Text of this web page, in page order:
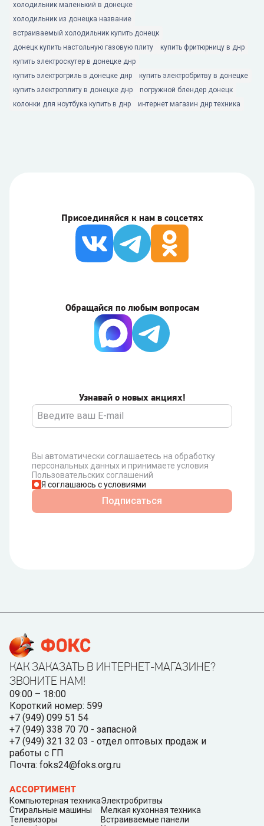
холодильник маленький в донецке
холодильник из донецка название
встраиваемый холодильник купить донецк
донецк купить настольную газовую плиту
купить фритюрницу в днр
купить электроскутер в донецке днр
купить электрогриль в донецке днр
купить электробритву в донецке
купить электроплиту в донецке днр
погружной блендер донецк
колонки для ноутбука купить в днр
интернет магазин днр техника
Присоединяйся к нам в соцсетях
Узнавай о новых акциях!
Вы автоматически соглашаетесь на обработку
персональных данных и принимаете условия
Пользовательских соглашений
Я соглашаюсь с условиями
Подписаться
Обращайся по любым вопросам
КАК ЗАКАЗАТЬ В ИНТЕРНЕТ-МАГАЗИНЕ?
ЗВОНИТЕ НАМ!
09:00 – 18:00
Короткий номер: 599
+7 (949) 099 51 54
+7 (949) 338 70 70 - запасной
+7 (949) 321 32 03 - отдел оптовых продаж и
работы с ГП
Почта: foks24@foks.org.ru
АССОРТИМЕНТ
Компьютерная техника
Стиральные машины
Телевизоры
Электробритвы
Мелкая кухонная техника
Встраиваемые панели